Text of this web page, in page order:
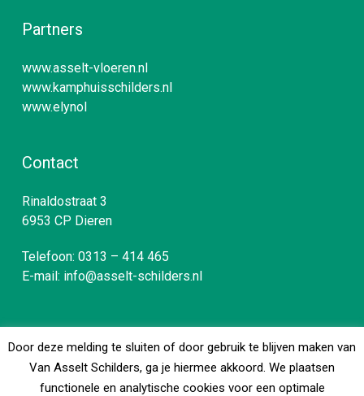
Partners
www.asselt-vloeren.nl
www.kamphuisschilders.nl
www.elynol
Contact
Rinaldostraat 3
6953 CP Dieren
Telefoon: 0313 – 414 465
E-mail: info@asselt-schilders.nl
Vastgoedonderhoud B.V.
Door deze melding te sluiten of door gebruik te blijven maken van
Van Asselt Schilders, ga je hiermee akkoord. We plaatsen
functionele en analytische cookies voor een optimale